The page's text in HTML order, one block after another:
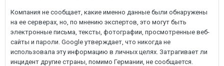
Компания не сообщает, какие именно данные были обнаружены
на ее серверах, но, по мнению экспертов, это могут быть
электронные письма, тексты, фотографии, просмотренные веб-
сайты и пароли. Google утверждает, что никогда не
использовала эту информацию в личных целях. Затрагивает ли
инцидент другие страны, помимо Германии, не сообщается.